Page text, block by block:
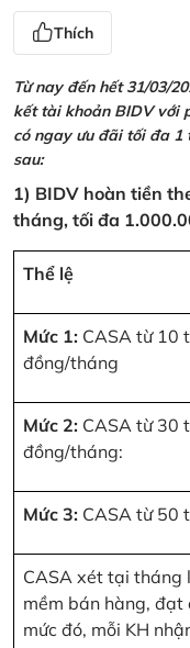
Thích
Từ nay đến hết 31/03/
kết tài khoản BIDV với
có ngay ưu đãi tối đa 1
sau:
1) BIDV hoàn tiền
tháng, tối đa
Thể lệ
Mức 1: CASA từ 10
đồng/tháng
Mức 2: CASA từ 30
đồng/tháng:
Mức 3: CASA từ 50
CASA xét tại tháng
mềm bán hàng, đạt
mức đó, mỗi KH